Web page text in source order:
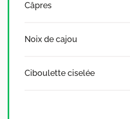
Câpres
Noix de cajou
Ciboulette ciselée